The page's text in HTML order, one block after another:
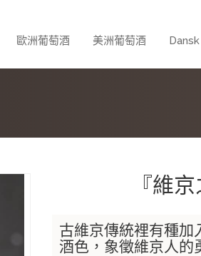
歐洲葡萄酒 美洲葡萄酒
『維
古維京傳統裡有種加
酒色，象徵維京人的